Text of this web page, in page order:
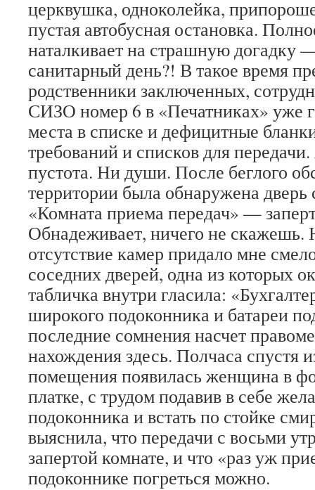
церквушка, одноколейка,
пустая автобусная остановка.
наталкивает на страшную догадку
санитарный день?! В такое время
родственники заключенных,
СИЗО номер 6 в «Печатниках» уже
места в списке и дефицитные
требований и списков для
пустота. Ни души. После беглого
территории была обнаружена
«Комната приема передач» —
Обнадеживает, ничего не скажешь.
отсутствие камер придало мне
соседних дверей, одна из которых
табличка внутри гласила:
широкого подоконника и батареи
последние сомнения насчет
нахождения здесь. Полчаса спустя
помещения появилась женщина в
платке, с трудом подавив в себе
подоконника и встать по стойке
выяснила, что передачи с восьми
запертой комнате, и что «раз уж
подоконнике погреться можно.